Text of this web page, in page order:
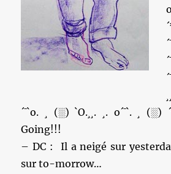
´¯`o. ¸ (░) `O.¸¸. ¸. o´¯`. ¸
Going!!!
– DC : Il a neigé sur
sur to-morrow…